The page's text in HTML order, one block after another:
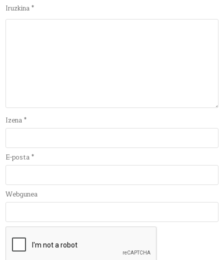
Iruzkina*
Izena*
E-posta*
Webgunea